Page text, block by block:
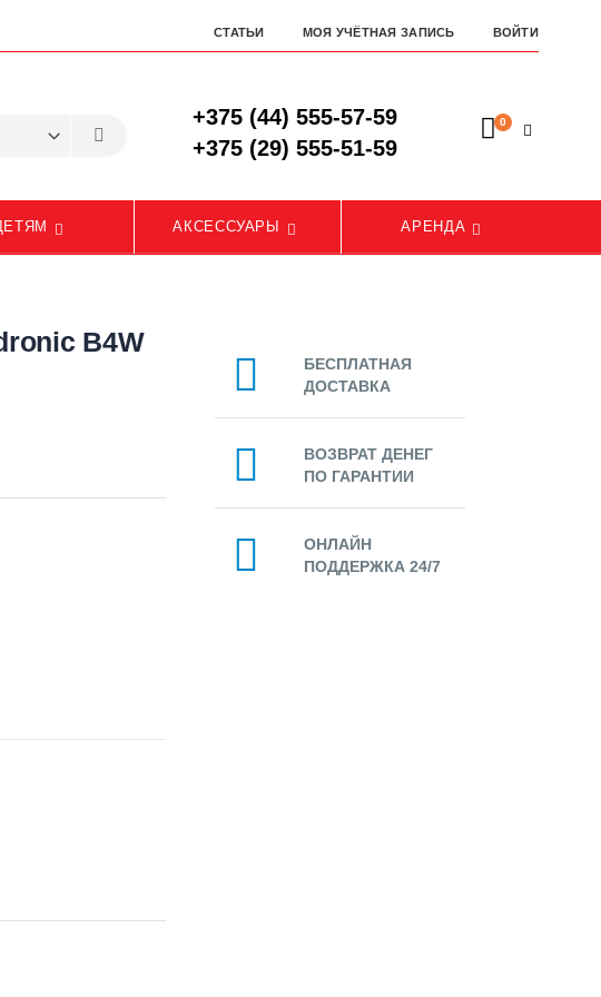
СТАТЬИ МОЯ УЧЁТНАЯ ЗАПИСЬ ВОЙТИ
+375 (44) 555-57-59
+375 (29) 555-51-59
0
АКСЕССУАРЫ АРЕНДА
B4W
БЕСПЛАТНАЯ
ДОСТАВКА
ВОЗВРАТ ДЕНЕГ
ПО ГАРАНТИИ
ОНЛАЙН
ПОДДЕРЖКА 24/7